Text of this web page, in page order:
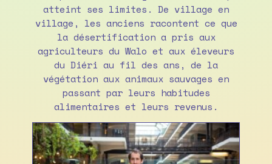
atteint ses limites. De village en
village, les anciens racontent ce que
la désertification a pris aux
agriculteurs du Walo et aux éleveurs
du Diéri au fil des ans, de la
végétation aux animaux sauvages en
passant par leurs habitudes
alimentaires et leurs revenus.